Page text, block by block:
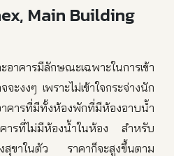
Main Building
าคารมีลักษณะเฉพาะในการเข้า
งงๆ เพราะไม่เข้าใจกระจ่างนัก
ารที่มีทั้งห้องพักที่มีห้องอาบน้ำ
คารที่ไม่มีห้องน้ำในห้อง สำหรับ
สุขาในตัว ราคาก็จะสูงขึ้นตาม